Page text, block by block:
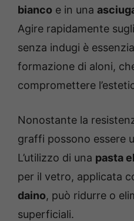
bianco e in una
Agire rapidamente
senza indugi è
formazione di aloni,
compromettere
Nonostante la
graffi possono essere
L’utilizzo di una pasta
per il vetro, applicata
daino, può ridurre o
superficiali.